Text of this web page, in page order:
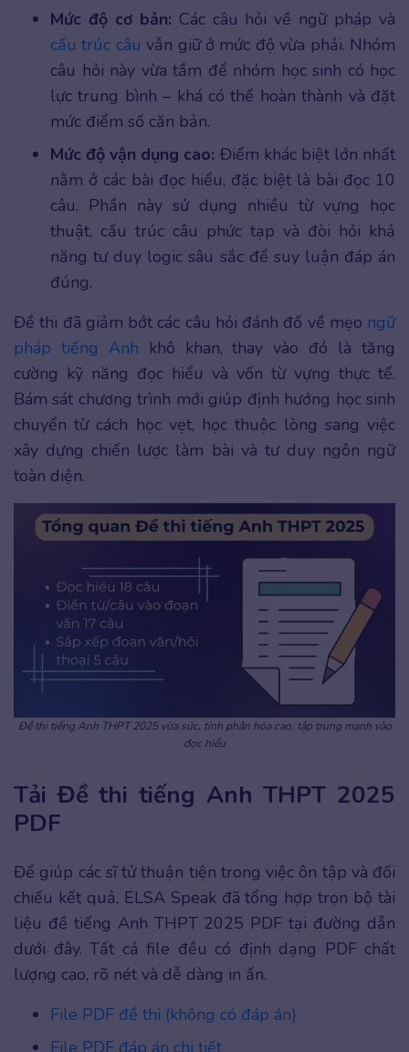
Mức độ cơ bản: Các câu hỏi về ngữ pháp và
cấu trúc câu vẫn giữ ở mức độ vừa phải. Nhóm
câu hỏi này vừa tầm để nhóm học sinh có học
lực trung bình – khá có thể hoàn thành và đặt
mức điểm số căn bản.
Mức độ vận dụng cao: Điểm khác biệt lớn nhất
nằm ở các bài đọc hiểu, đặc biệt là bài đọc 10
câu. Phần này sử dụng nhiều từ vựng học
thuật, cấu trúc câu phức tạp và đòi hỏi khả
năng tư duy logic sâu sắc để suy luận đáp án
đúng.
Đề thi đã giảm bớt các câu hỏi đánh đố về mẹo ngữ
pháp tiếng Anh khô khan, thay vào đó là tăng
cường kỹ năng đọc hiểu và vốn từ vựng thực tế.
Bám sát chương trình mới giúp định hướng học sinh
chuyển từ cách học vẹt, học thuộc lòng sang việc
xây dựng chiến lược làm bài và tư duy ngôn ngữ
toàn diện.
Đề thi tiếng Anh THPT 2025 vừa sức, tính phân hóa cao, tập trung mạnh vào
đọc hiểu
Tải Đề thi tiếng Anh THPT 2025
PDF
Để giúp các sĩ tử thuận tiện trong việc ôn tập và đối
chiếu kết quả, ELSA Speak đã tổng hợp trọn bộ tài
liệu đề tiếng Anh THPT 2025 PDF tại đường dẫn
dưới đây. Tất cả file đều có định dạng PDF chất
lượng cao, rõ nét và dễ dàng in ấn.
File PDF đề thi (không có đáp án)